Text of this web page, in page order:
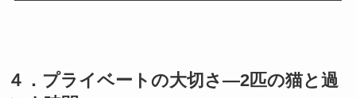
４．プライベートの大切さ―2匹の猫と過